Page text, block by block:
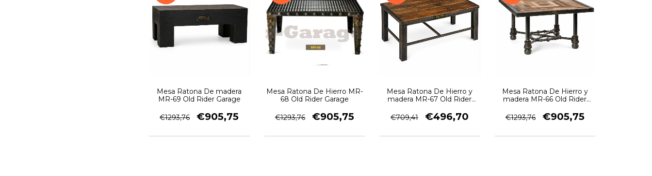
Mesa Ratona De madera
MR-69 Old Rider Garage
€1293,76 €905,75
Mesa Ratona De Hierro MR-
68 Old Rider Garage
€1293,76 €905,75
Mesa Ratona De Hierro y
madera MR-67 Old Rider
€709,41
€496,70
Mesa Ratona De Hierro y
madera MR-66 Old Rider
€1293,76
€905,75